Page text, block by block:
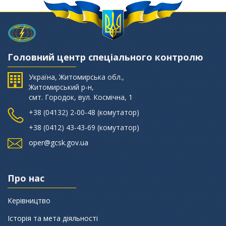
Головний центр спеціального контролю
Україна, Житомирська обл.,
Житомирський р-н,
смт. Городок, вул. Космічна, 1
+38 (‎04132) 2-00-48 (комутатор)
+38 (0412) 43-43-69 (комутатор)
oper@gcsk.gov.ua
Про нас
Керівництво
Історія та мета діяльності